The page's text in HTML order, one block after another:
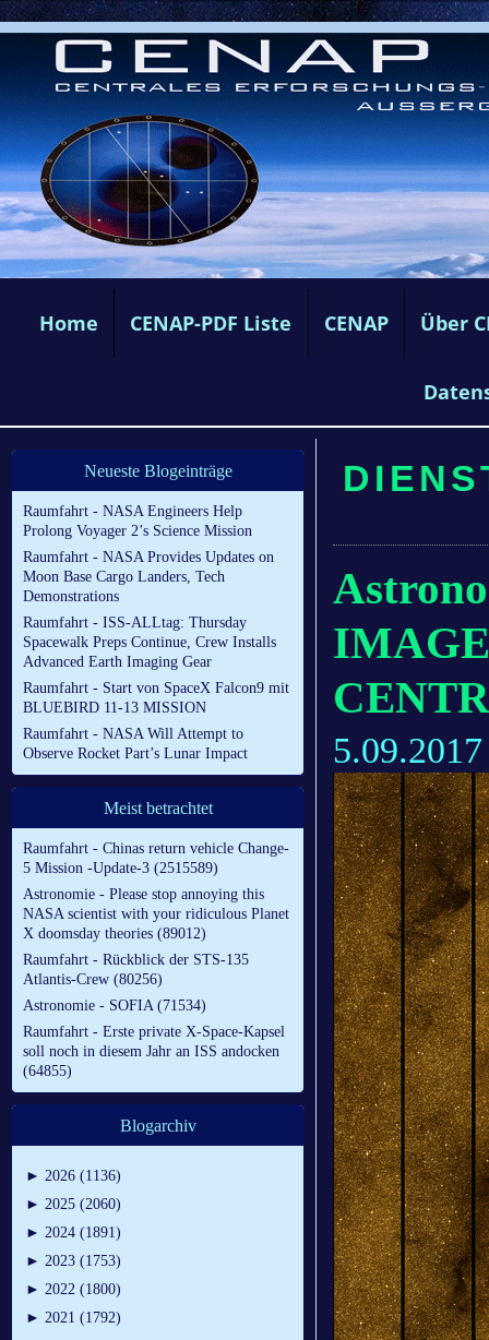
Home CENAP-PDF Liste CENAP Über
Neueste Blogeinträge
Raumfahrt - NASA Engineers Help
Prolong Voyager 2’s Science Mission
Raumfahrt - NASA Provides Updates on
Moon Base Cargo Landers, Tech
Demonstrations
Raumfahrt - ISS-ALLtag: Thursday
Spacewalk Preps Continue, Crew Installs
Advanced Earth Imaging Gear
Raumfahrt - Start von SpaceX Falcon9 mit
BLUEBIRD 11-13 MISSION
Raumfahrt - NASA Will Attempt to
Observe Rocket Part’s Lunar Impact
Meist betrachtet
Raumfahrt - Chinas return vehicle Change-
5 Mission -Update-3 (2515589)
Astronomie - Please stop annoying this
NASA scientist with your ridiculous Planet
X doomsday theories (89012)
Raumfahrt - Rückblick der STS-135
Atlantis-Crew (80256)
Astronomie - SOFIA (71534)
Raumfahrt - Erste private X-Space-Kapsel
soll noch in diesem Jahr an ISS andocken
(64855)
Blogarchiv
► 2026 (1136)
► 2025 (2060)
► 2024 (1891)
► 2023 (1753)
► 2022 (1800)
► 2021 (1792)
5.09.2017